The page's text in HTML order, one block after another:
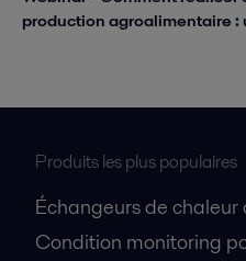
production agroalimentaire
Produits les plus populaires
Échangeurs de
Condition monitoring